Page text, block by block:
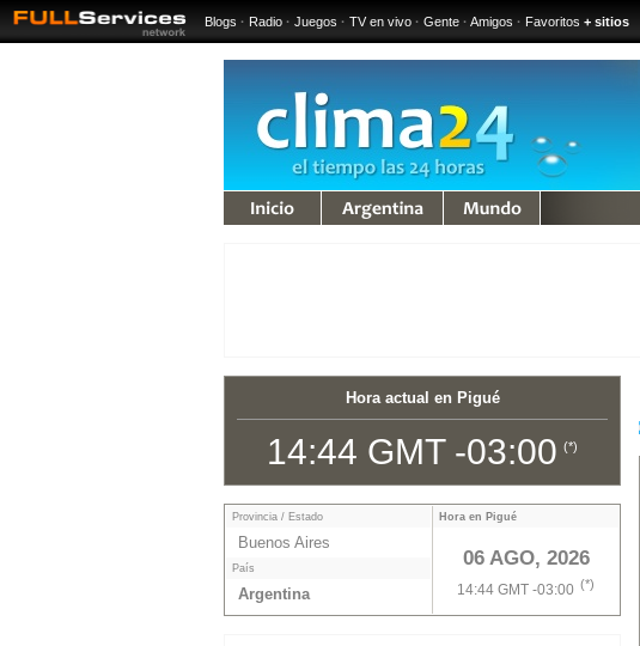
Blogs · Radio · Juegos · TV en vivo · Gente · Amigos · Favoritos + sitios
Hora actual en Pigué
14:44 GMT -03:00 (*)
Hora en Pigué
06 AGO, 2026
14:44 GMT -03:00 (*)
Provincia / Estado
Buenos Aires
País
Argentina